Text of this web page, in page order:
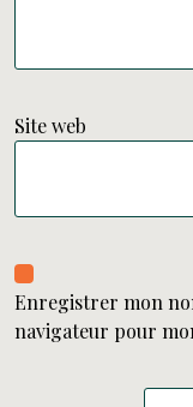
Site web
Enregistrer mon
navigateur pour